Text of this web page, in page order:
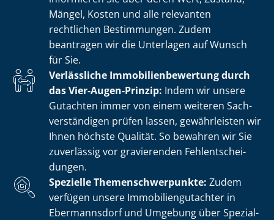
Mängel, Kosten und alle relevanten
rechtlichen Bestimmungen. Zudem
beantragen wir die Unterlagen auf Wunsch
für Sie.
Verlässliche Im­mo­bi­li­en­be­wer­tung durch
das Vier-Augen-Prinzip: Indem wir unsere
Gutachten immer von einem weiteren Sach­
ver­stän­di­gen prüfen lassen, gewährleisten wir
Ihnen höchste Qualität. So bewahren wir Sie
zuverlässig vor gravierenden Fehl­ent­schei­
dun­gen.
Spezielle The­men­schwer­punk­te: Zudem
verfügen unsere Im­mo­bi­li­en­gut­ach­ter in
Ebermannsdorf und Umgebung über Spe­zi­al­